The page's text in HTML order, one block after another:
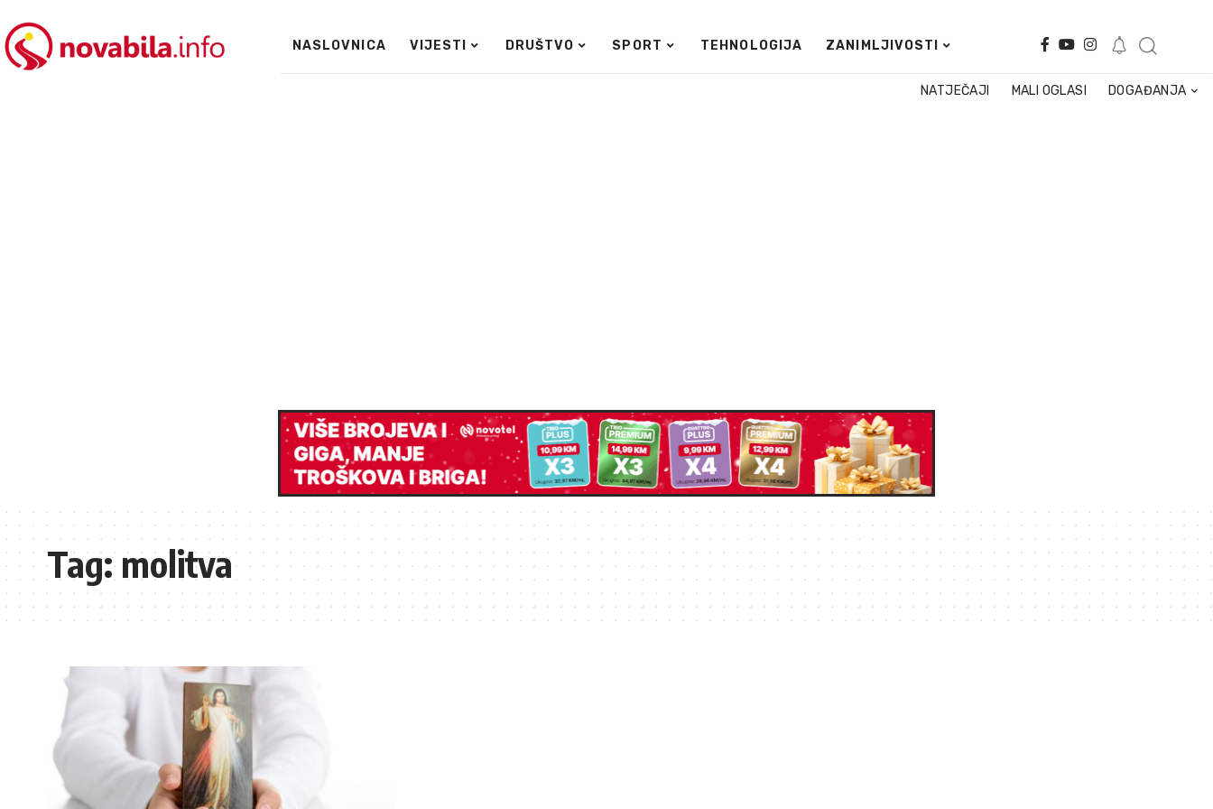
NASLOVNICA VIJESTI DRUŠTVO SPORT TEHNOLOGIJA ZANIMLJIVOSTI
NATJEČAJI MALI OGLASI DOGAĐANJA
Tag:molitva